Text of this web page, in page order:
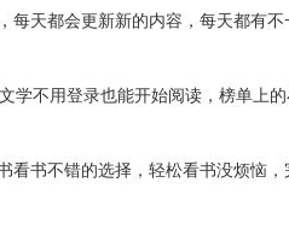
每天都会更新新的内容，每天都有
学不用登录也能开始阅读，榜单上
看书不错的选择，轻松看书没烦恼